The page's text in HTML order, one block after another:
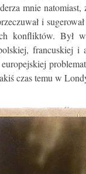
mnie
i
konfliktów. Był
francuskiej
czas temu w